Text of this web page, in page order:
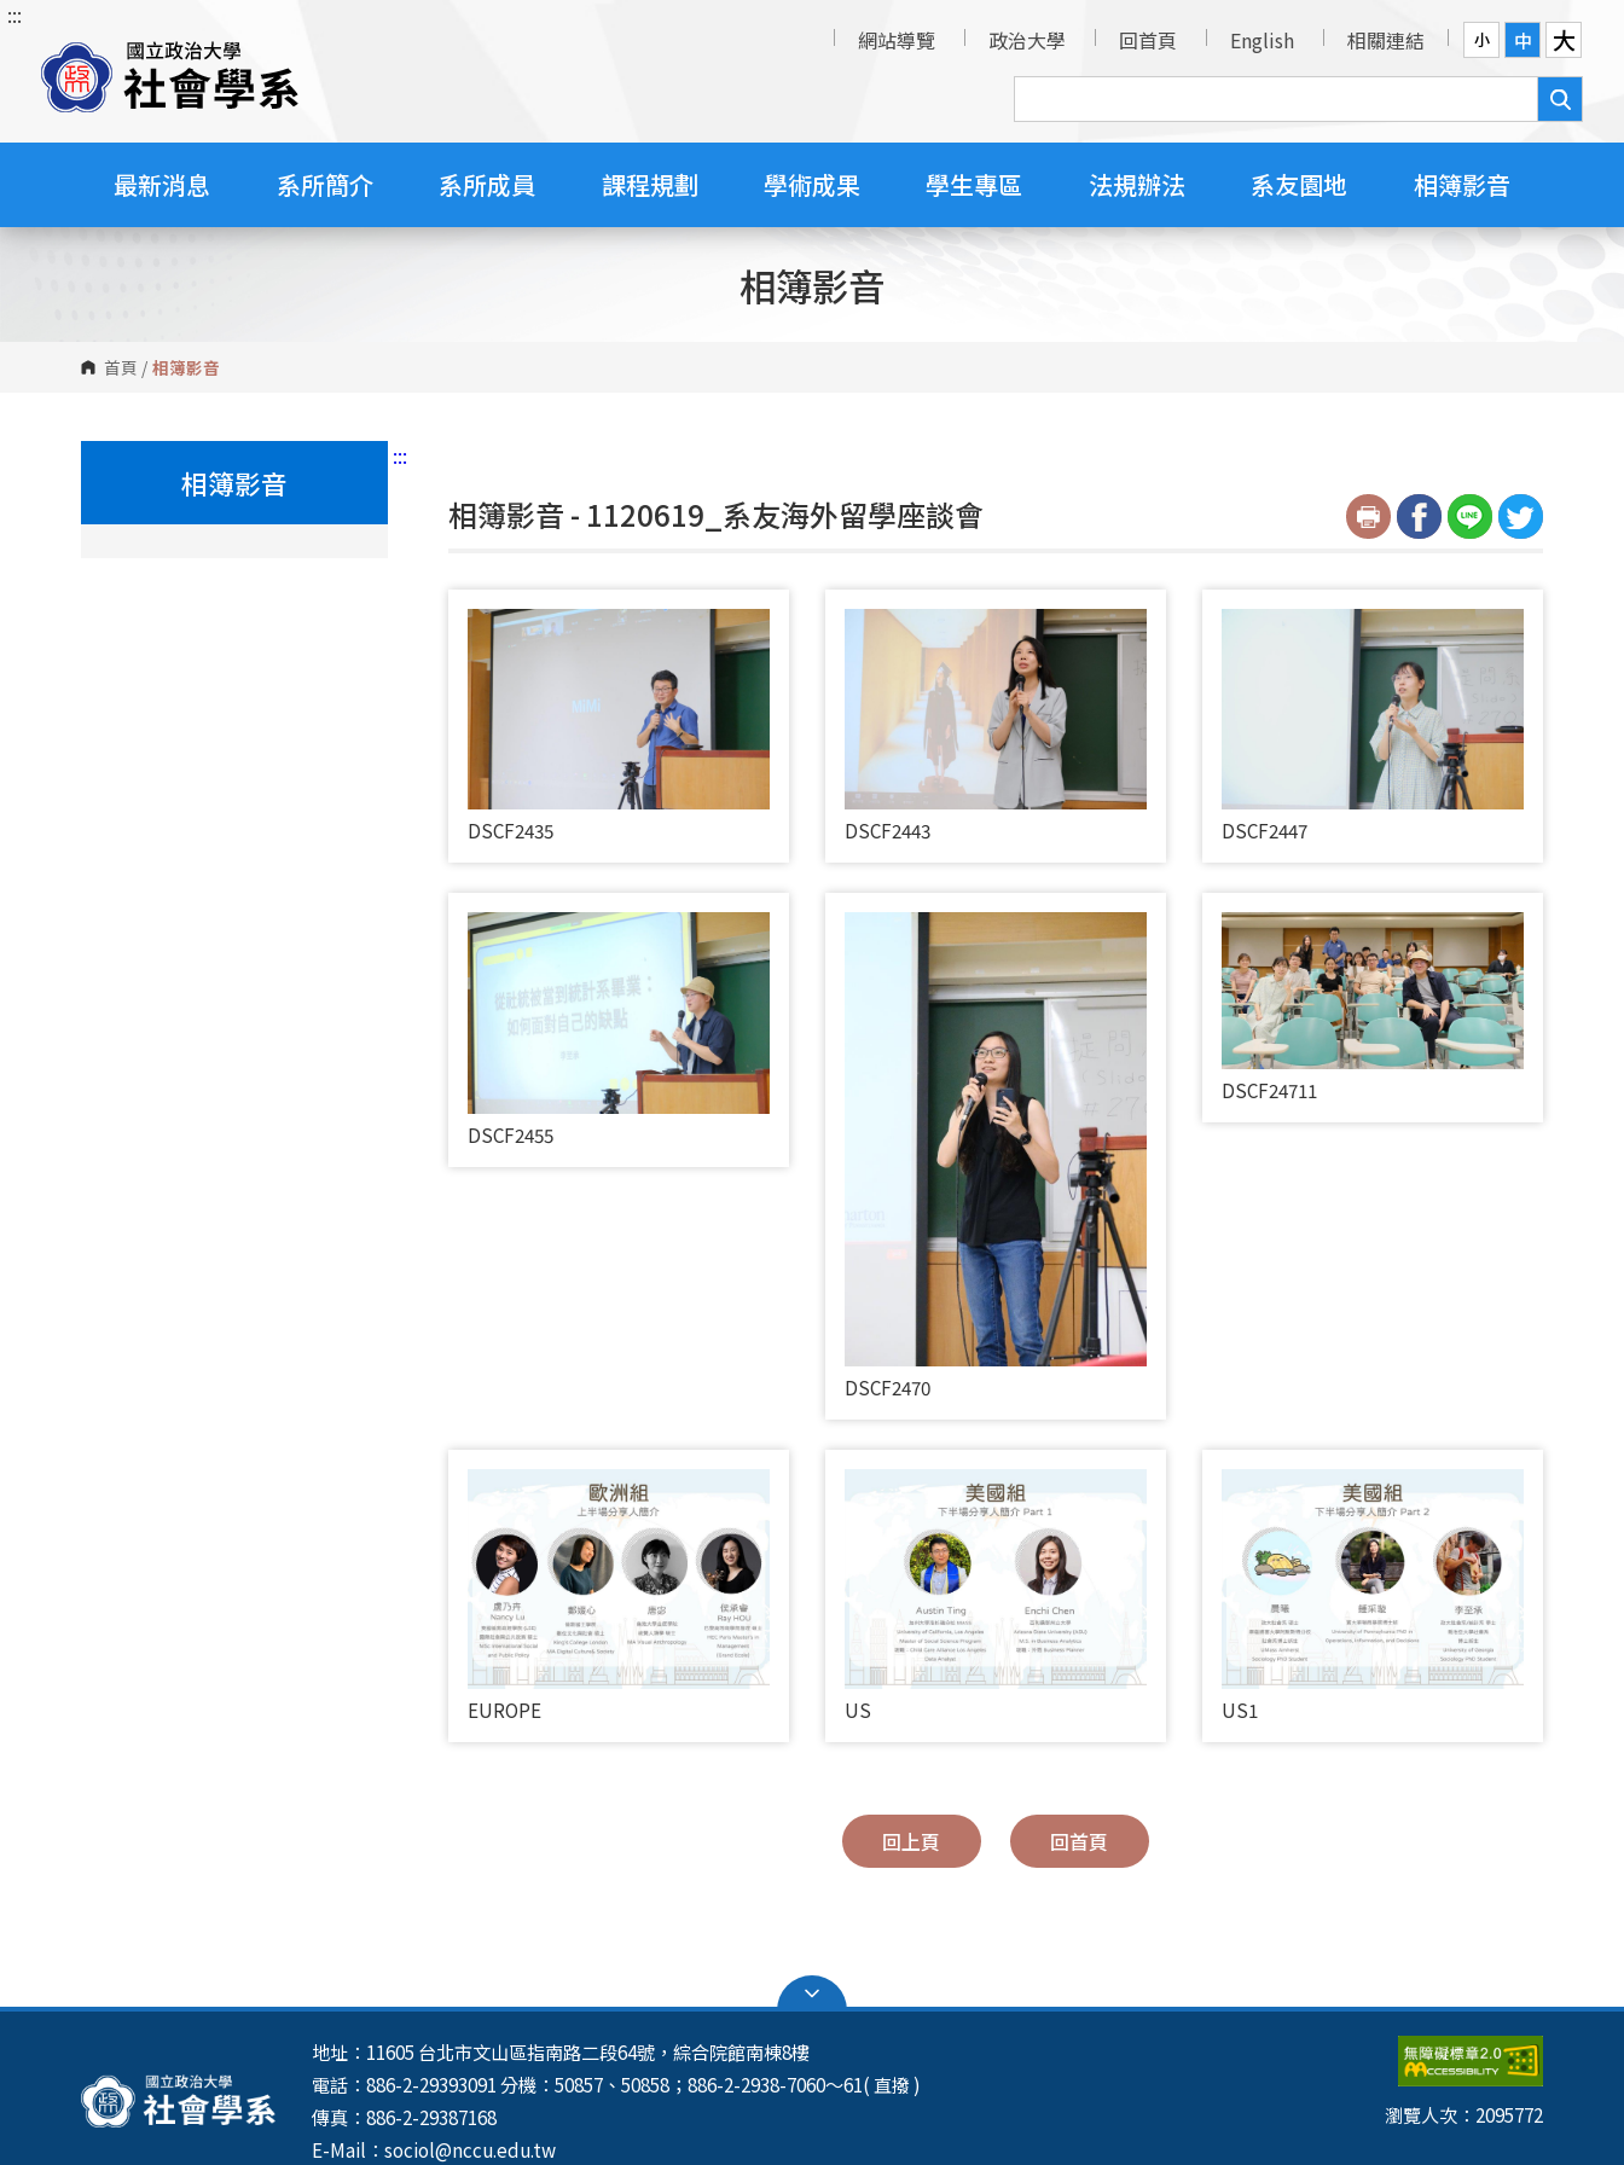
跳
內
塊
:::
網站導覽
政治大學 回首頁 English 相關連結 小 中 大
最新消息 系所簡介 系所成員 課程規劃 學術成果 學生專區 法規辦法 系友園地 相簿影音
相簿影音
首頁 / 相簿影音
相簿影音
:::
相簿影音 - 1120619_系友海外留學座談會
DSCF2435 DSCF2443 DSCF2447
DSCF2455
DSCF2470
DSCF24711
EUROPE US US1
回上頁 回首頁
地址：11605 台北市文山區指南路二段64號，綜合院館南棟8樓
電話：886-2-29393091 分機：50857、50858；886-2-2938-7060～61( 直撥 )
傳真：886-2-29387168
E-Mail：sociol@nccu.edu.tw
瀏覽人次： 2095772